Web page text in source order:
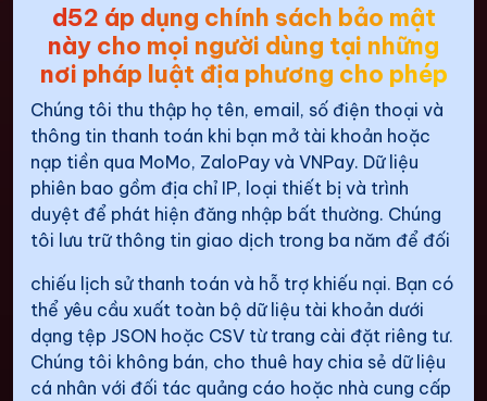
d52 áp dụng chính sách bảo mật
này cho mọi người dùng tại những
nơi pháp luật địa phương cho phép
Chúng tôi thu thập họ tên, email, số điện thoại và
thông tin thanh toán khi bạn mở tài khoản hoặc
nạp tiền qua MoMo, ZaloPay và VNPay. Dữ liệu
phiên bao gồm địa chỉ IP, loại thiết bị và trình
duyệt để phát hiện đăng nhập bất thường. Chúng
tôi lưu trữ thông tin giao dịch trong ba năm để đối
chiếu lịch sử thanh toán và hỗ trợ khiếu nại. Bạn có
thể yêu cầu xuất toàn bộ dữ liệu tài khoản dưới
dạng tệp JSON hoặc CSV từ trang cài đặt riêng tư.
Chúng tôi không bán, cho thuê hay chia sẻ dữ liệu
cá nhân với đối tác quảng cáo hoặc nhà cung cấp